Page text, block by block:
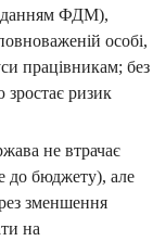
ФДМ),
особі,
працівникам; без
зростає ризик
не втрачає
до бюджету), але
зменшення
на